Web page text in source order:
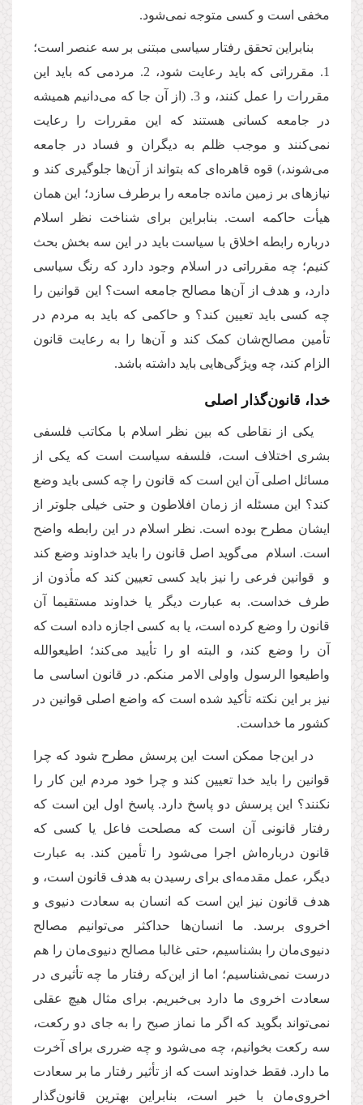
مخفی است و کسی متوجه نمی‌شود.
بنابراین تحقق رفتار سیاسی مبتنی بر سه عنصر است؛
1. مقرراتی که باید رعایت شود، 2. مردمی که باید این
مقررات را عمل کنند، و 3. (از آن جا که می‌دانیم همیشه
در جامعه کسانی هستند که این مقررات را رعایت
نمی‌کنند و موجب ظلم به دیگران و فساد در جامعه
می‌شوند،) قوه قاهره‌ای که بتواند از آن‌ها جلوگیری کند و
نیازهای بر زمین مانده جامعه را برطرف سازد؛ این همان
هیأت حاکمه است. بنابراین برای شناخت نظر اسلام
درباره رابطه اخلاق با سیاست باید در این سه بخش بحث
کنیم؛ چه مقرراتی در اسلام وجود دارد که رنگ سیاسی
دارد، و هدف از آن‌ها مصالح جامعه است؟ این قوانین را
چه کسی باید تعیین کند؟ و حاکمی که باید به مردم در
تأمین مصالحشان کمک کند و آن‌ها را به رعایت قانون
الزام کند، چه ویژگی‌هایی باید داشته باشد.
خدا، قانون‌گذار اصلی
یکی از نقاطی که بین نظر اسلام با مکاتب فلسفی
بشری اختلاف است، فلسفه سیاست است که یکی از
مسائل اصلی آن این است که قانون را چه کسی باید وضع
کند؟ این مسئله از زمان افلاطون و حتی خیلی جلوتر از
ایشان مطرح بوده است. نظر اسلام در این رابطه واضح
است. اسلام می‌‌گوید اصل قانون را باید خداوند وضع کند
و قوانین فرعی را نیز باید کسی تعیین کند که مأذون از
طرف خداست. به عبارت دیگر یا خداوند مستقیما آن
قانون را وضع کرده است، یا به کسی اجازه داده است که
آن را وضع کند، و البته او را تأیید می‌کند؛ اطیعوالله
واطیعوا الرسول واولی الامر منکم. در قانون اساسی ما
نیز بر این نکته تأکید شده است که واضع اصلی قوانین در
کشور ما خداست.
در این‌جا ممکن است این پرسش مطرح شود که چرا
قوانین را باید خدا تعیین کند و چرا خود مردم این کار را
نکنند؟ این پرسش دو پاسخ دارد. پاسخ اول این است که
رفتار قانونی آن است که مصلحت فاعل یا کسی که
قانون در‌باره‌اش اجرا می‌شود را تأمین کند. به عبارت
دیگر، عمل مقدمه‌ای برای رسیدن به هدف قانون است، و
هدف قانون نیز این است که انسان به سعادت دنیوی و
اخروی برسد. ما انسان‌ها حداکثر می‌توانیم مصالح
دنیوی‌‌مان را بشناسیم، حتی غالبا مصالح دنیوی‌مان را هم
درست نمی‌شناسیم؛ اما از اینکه رفتار ما چه تأثیری در
سعادت اخروی ما دارد بی‌خبریم. برای مثال هیچ عقلی
نمی‌‌تواند بگوید که اگر ما نماز صبح را به جای دو رکعت،
سه رکعت بخوانیم، چه می‌شود و چه ضرری برای آخرت
ما دارد. فقط خداوند است که از تأثیر رفتار ما بر سعادت
اخروی‌مان با خبر است،‌ بنابراین بهترین قانون‌گذار